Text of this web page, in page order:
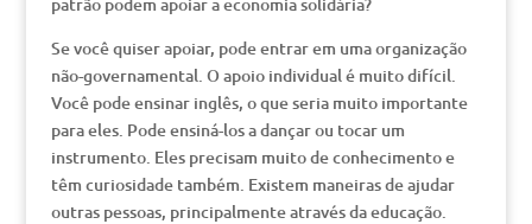
Se você quiser apoiar, pode entrar em uma organização
não-governamental. O apoio individual é muito difícil.
Você pode ensinar inglês, o que seria muito importante
para eles. Pode ensiná-los a dançar ou tocar um
instrumento. Eles precisam muito de conhecimento e
têm curiosidade também. Existem maneiras de ajudar
outras pessoas, principalmente através da educação.